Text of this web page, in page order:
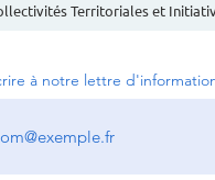
Territoriales et
à notre lettre